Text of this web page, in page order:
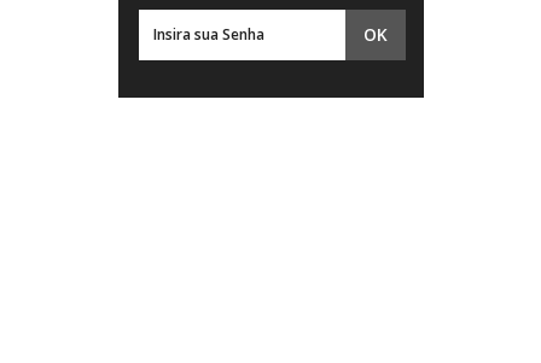
OK